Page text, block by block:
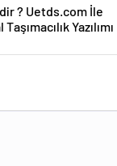
? Uetds.com İle
Yazılımı